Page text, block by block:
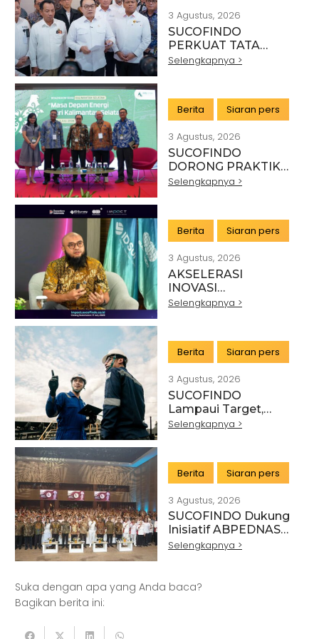
3 Agustus, 2026
SUCOFINDO
PERKUAT TATA
KELOLA EKSPOR
DENGAN KSP DAN
DANANTARA
Selengkapnya >
Berita Siaran pers
3 Agustus, 2026
SUCOFINDO
DORONG PRAKTIK
PERTAMBANGAN
Selengkapnya >
Berita Siaran pers
3 Agustus, 2026
AKSELERASI
INOVASI
TEKNOLOGI,
TRANSFORMASI
LAYANAN TIC
TINGGI
Selengkapnya >
Berita Siaran pers
3 Agustus, 2026
SUCOFINDO
Lampaui Target,
RUPS Sahkan Kinerja
Selengkapnya >
Berita Siaran pers
3 Agustus, 2026
SUCOFINDO Dukung
Inisiatif ABPEDNAS
melalui Program
Selengkapnya >
Suka dengan apa yang Anda baca?
Bagikan berita ini:
Artikel Pertanian
Kehutanan
Kesehatan
Kelautan dan Perikanan
Pemerintahan
Informasi dan Komunikasi